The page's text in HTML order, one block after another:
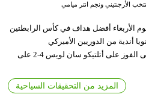
الأرجنتيني ونجم انتر ميامي
الأربعاء أفضل هداف في كأس الرابطتين
أندية من الدوريين الأميركي
والمكسيكي، بعدما قاد إنتر ميامي إلى الفوز على أتلتيكو سان لويس 4-2 على
المزيد من التحقيقات السياحية